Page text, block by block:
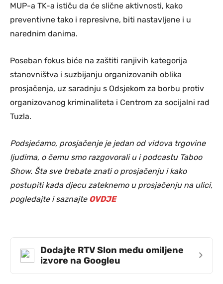
MUP-a TK-a ističu da će slične aktivnosti, kako
preventivne tako i represivne, biti nastavljene i u
narednim danima.
Poseban fokus biće na zaštiti ranjivih kategorija
stanovništva i suzbijanju organizovanih oblika
prosjačenja, uz saradnju s Odsjekom za borbu protiv
organizovanog kriminaliteta i Centrom za socijalni rad
Tuzla.
Podsjećamo, prosjačenje je jedan od vidova trgovine
ljudima, o čemu smo razgovorali u i podcastu Taboo
Show. Šta sve trebate znati o prosjačenju i kako
postupiti kada djecu zateknemo u prosjačenju na ulici,
pogledajte i saznajte OVDJE
Dodajte RTV Slon među omiljene
izvore na Googleu
›